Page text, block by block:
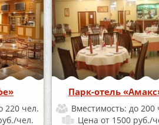
220 чел.
чел.
Парк-отель
Вместимость:до 200
Цена от 1500 руб./